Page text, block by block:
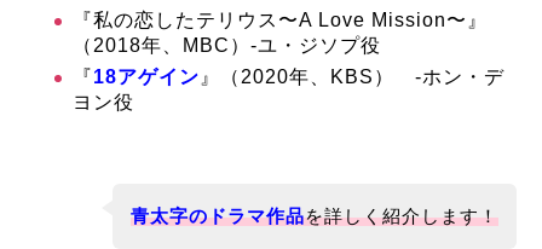
『私の恋したテリウス〜A Love Mission〜』
（2018年、MBC）-ユ・ジソプ役
『18アゲイン 』（2020年、KBS） -ホン・デ
ヨン役
青太字のドラマ作品を詳しく紹介します！